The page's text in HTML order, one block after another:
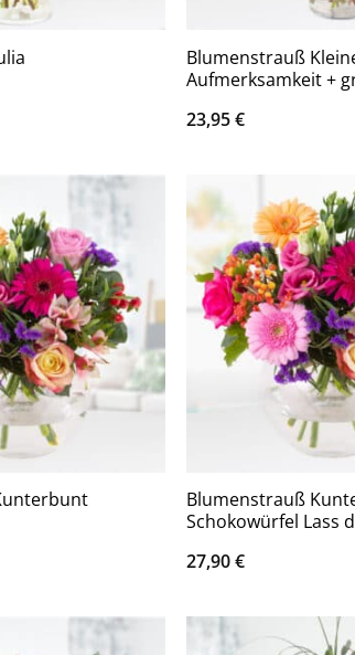
Blumenstrauß
Aufmerksamkeit +
23,95€
Blumenstrauß
Schokowürfel Lass
27,90€